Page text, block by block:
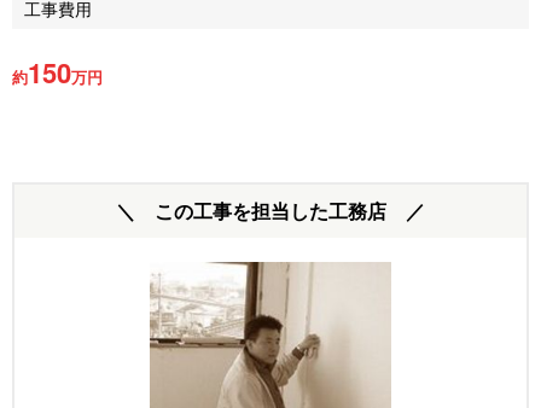
工事費用
約150万円
＼ この工事を担当した工務店 ／